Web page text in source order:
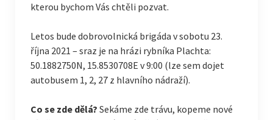
kterou bychom Vás chtěli pozvat.
Letos bude dobrovolnická brigáda v sobotu 23.
října 2021 – sraz je na hrázi rybníka Plachta:
50.1882750N, 15.8530708E v 9:00 (lze sem dojet
autobusem 1, 2, 27 z hlavního nádraží).
Co se zde dělá? Sekáme zde trávu, kopeme nové